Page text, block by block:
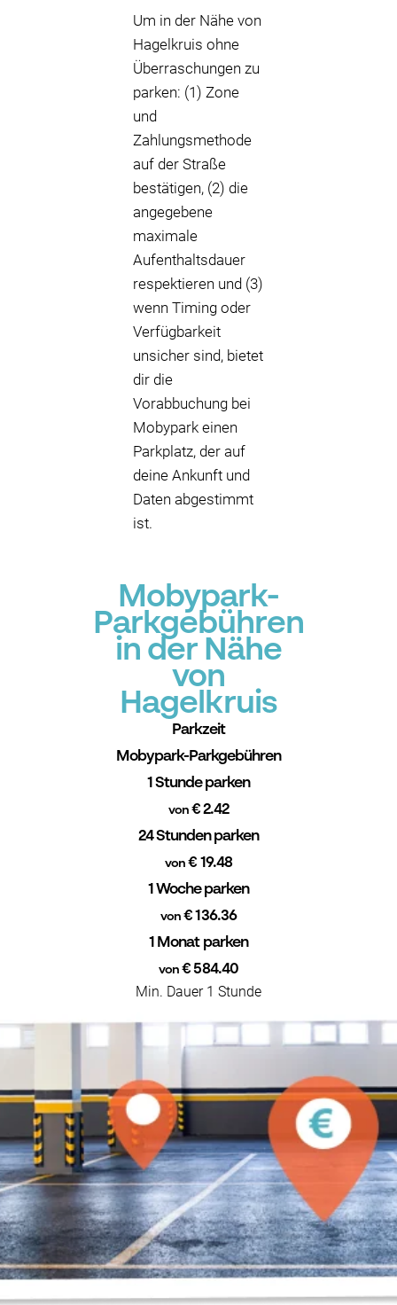
Um in der Nähe von
Hagelkruis ohne
Überraschungen zu
parken: (1) Zone
und
Zahlungsmethode
auf der Straße
bestätigen, (2) die
angegebene
maximale
Aufenthaltsdauer
respektieren und (3)
wenn Timing oder
Verfügbarkeit
unsicher sind, bietet
dir die
Vorabbuchung bei
Mobypark einen
Parkplatz, der auf
deine Ankunft und
Daten abgestimmt
ist.
Mobypark-
Parkgebühren
in der Nähe
von
Hagelkruis
Parkzeit
Mobypark-Parkgebühren
1 Stunde parken
von€ 2.42
24 Stunden parken
von € 19.48
1 Woche parken
von € 136.36
1 Monat parken
von € 584.40
Min. Dauer 1 Stunde